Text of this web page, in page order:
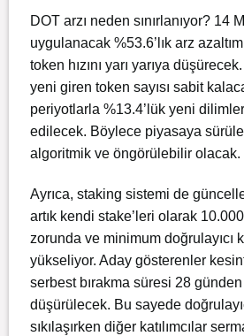
DOT arzı neden sınırlanıyor? 14
uygulanacak %53.6’lık arz
token hızını yarı yarıya
yeni giren token sayısı sabit
periyotlarla %13.4’lük yeni
edilecek. Böylece piyasaya
algoritmik ve öngörülebilir olacak.
Ayrıca, staking sistemi de
artık kendi stake’leri olarak
zorunda ve minimum doğrulayıcı
yükseliyor. Aday gösterenler
serbest bırakma süresi 28
düşürülecek. Bu sayede
sıkılaşırken diğer katılımcılar